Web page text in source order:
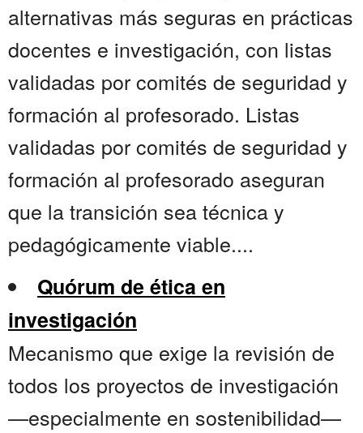
alternativas más seguras en prácticas
docentes e investigación, con listas
validadas por comités de seguridad y
formación al profesorado. Listas
validadas por comités de seguridad y
formación al profesorado aseguran
que la transición sea técnica y
pedagógicamente viable....
Quórum de ética en
investigación
Mecanismo que exige la revisión de
todos los proyectos de investigación
—especialmente en sostenibilidad—